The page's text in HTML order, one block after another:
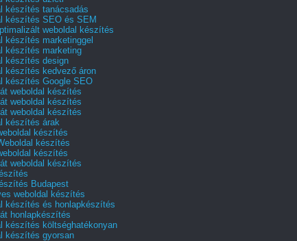
készítés tanácsadás
készítés SEO és SEM
weboldal készítés
készítés marketinggel
készítés marketing
készítés design
készítés kedvező áron
készítés Google SEO
weboldal készítés
weboldal készítés
weboldal készítés
készítés árak
készítés
készítés
készítés
weboldal készítés
Budapest
weboldal készítés
készítés és honlapkészítés
honlapkészítés
készítés költséghatékonyan
készítés gyorsan